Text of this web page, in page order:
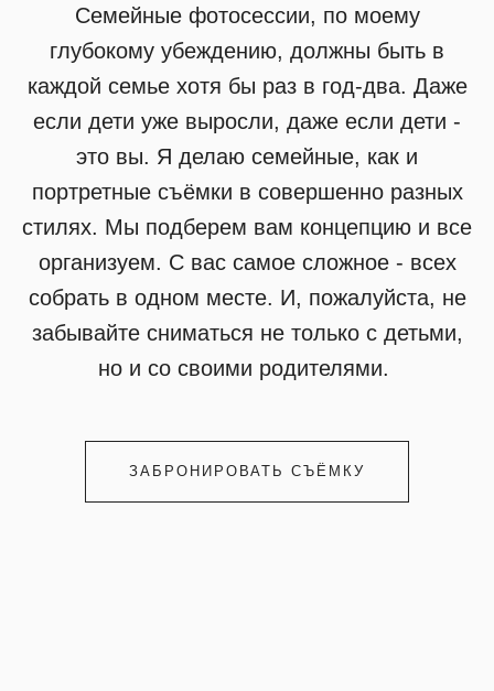
Семейные фотосессии, по моему
глубокому убеждению, должны быть в
каждой семье хотя бы раз в год-два. Даже
если дети уже выросли, даже если дети -
это вы. Я делаю семейные, как и
портретные съёмки в совершенно разных
стилях. Мы подберем вам концепцию и все
организуем. С вас самое сложное - всех
собрать в одном месте. И, пожалуйста, не
забывайте сниматься не только с детьми,
но и со своими родителями.
ЗАБРОНИРОВАТЬ СЪЁМКУ